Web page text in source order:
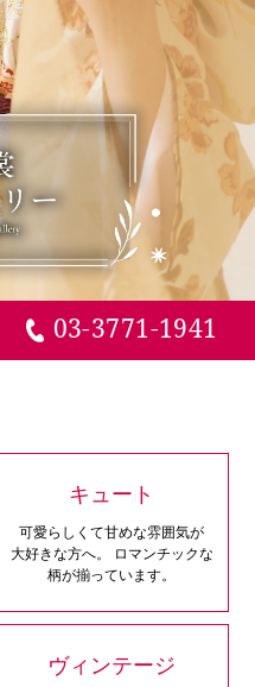
03-3771-1941
キュート
可愛らしくて甘めな雰囲気が
大好きな方へ。
ロマンチックな
柄が揃っています。
ヴィンテージ